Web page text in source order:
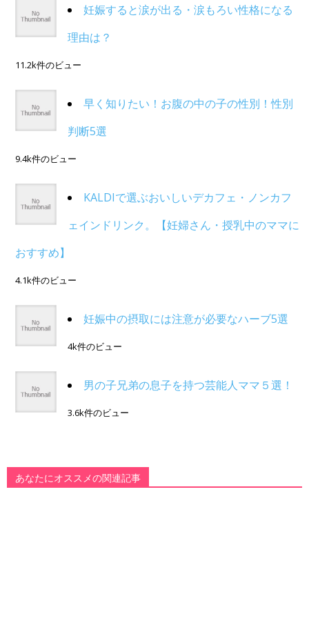
妊娠すると涙が出る・涙もろい性格になる
理由は？
11.2k件のビュー
早く知りたい！お腹の中の子の性別！性別
判断5選
9.4k件のビュー
KALDIで選ぶおいしいデカフェ・ノンカフ
ェインドリンク。【妊婦さん・授乳中のママに
おすすめ】
4.1k件のビュー
妊娠中の摂取には注意が必要なハーブ5選
4k件のビュー
男の子兄弟の息子を持つ芸能人ママ５選！
3.6k件のビュー
あなたにオススメの関連記事